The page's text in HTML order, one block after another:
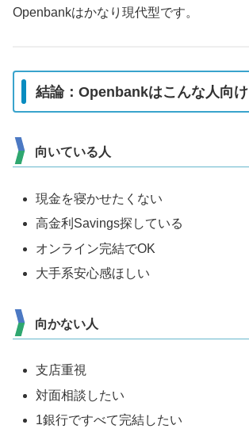
Openbankはかなり現代型です。
結論：Openbankはこんな人向け
向いている人
現金を寝かせたくない
高金利Savings探している
オンライン完結でOK
大手系安心感ほしい
向かない人
支店重視
対面相談したい
1銀行ですべて完結したい